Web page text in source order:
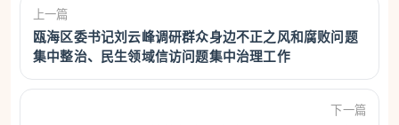
上一篇
瓯海区委书记刘云峰调研群众身边不正之风和腐败问题
集中整治、民生领域信访问题集中治理工作
下一篇